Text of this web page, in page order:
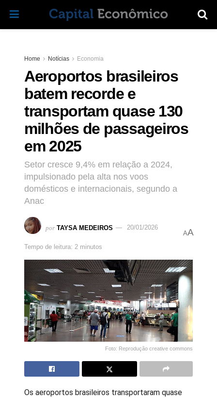
Home Notícias Economia
Aeroportos brasileiros
batem recorde e
transportam quase 130
milhões de passageiros
em 2025
Setor cresce 9,4% em relação a 2024,
impulsionado pela alta nos voos
domésticos e internacionais, segundo a
Anac
por TAYSA MEDEIROS 20/01/2026
Tempo de leitura: 2 minutos
AA
Foto: Reprodução creative commons
Os aeroportos brasileiros transportaram quase